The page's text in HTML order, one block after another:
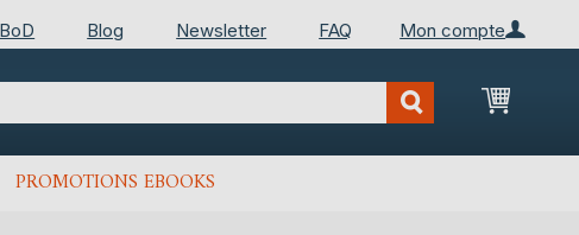
Mon compte
Blog Newsletter FAQ
Mon
PROMOTIONS EBOOKS